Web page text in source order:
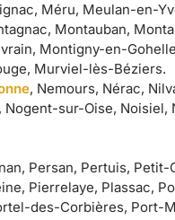
Méru, Meulan-en-
Montauban,
Montigny-en-
Murviel-lès-Béziers.
, Nemours, Nérac,
sur-Oise, Noisiel,
Persan, Pertuis,
Pierrelaye, Plassac,
des-Corbières, Port-